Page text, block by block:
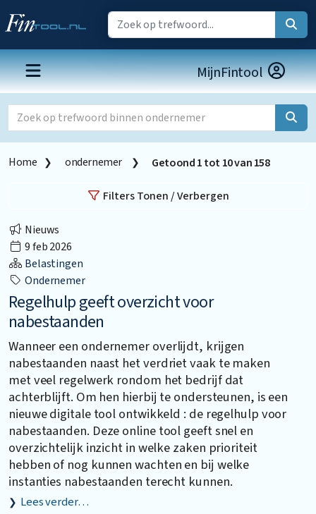
MijnFintool
Home ondernemer Getoond1tot10van158
Filters Tonen / Verbergen
Nieuws
9 feb 2026
Belastingen
Ondernemer
Regelhulp geeft overzicht voor
nabestaanden
Wanneer een ondernemer overlijdt, krijgen
nabestaanden naast het verdriet vaak te maken
met veel regelwerk rondom het bedrijf dat
achterblijft. Om hen hierbij te ondersteunen, is een
nieuwe digitale tool ontwikkeld : de regelhulp voor
nabestaanden. Deze online tool geeft snel en
overzichtelijk inzicht in welke zaken prioriteit
hebben of nog kunnen wachten en bij welke
instanties nabestaanden terecht kunnen.
Lees verder…